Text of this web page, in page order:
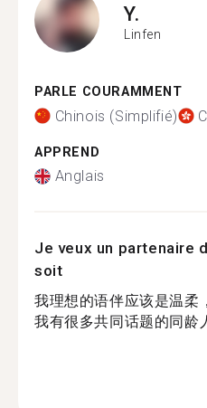
Y.
Linfen
PARLE COURAMMENT
Chinois (Simplifié)
APPREND
Anglais
Je veux un partenaire
soit
我理想的语伴应该是温柔
我有很多共同话题的同龄